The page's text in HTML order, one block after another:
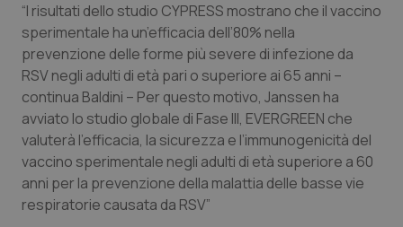
Quotidiano Chirurgia
Quotidiano Oncologia
Quotidiano Pediatria
Rene & patologie urogenitali
“I risultati dello studio CYPRESS mostrano che il vaccino
sperimentale ha un’efficacia dell’80% nella
prevenzione delle forme più severe di infezione da
RSV negli adulti di età pari o superiore ai 65 anni –
continua Baldini – Per questo motivo, Janssen ha
avviato lo studio globale di Fase III, EVERGREEN che
valuterà l’efficacia, la sicurezza e l’immunogenicità del
vaccino sperimentale negli adulti di età superiore a 60
anni per la prevenzione della malattia delle basse vie
respiratorie causata da RSV”